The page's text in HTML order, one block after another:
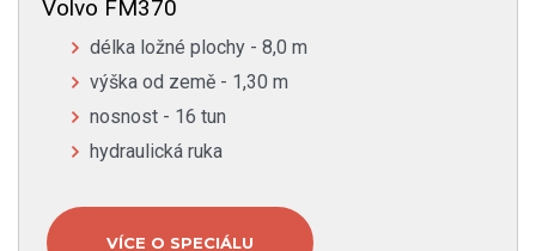
Volvo FM370
délka ložné plochy - 8,0 m
výška od země - 1,30 m
nosnost - 16 tun
hydraulická ruka
VÍCE O SPECIÁLU